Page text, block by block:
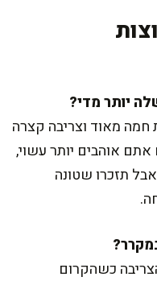
חמה מאוד וצריבה קצרה
אתם אוהבים יותר עשוי,
לכל צד, אבל תזכרו שטונה
כשהקרום